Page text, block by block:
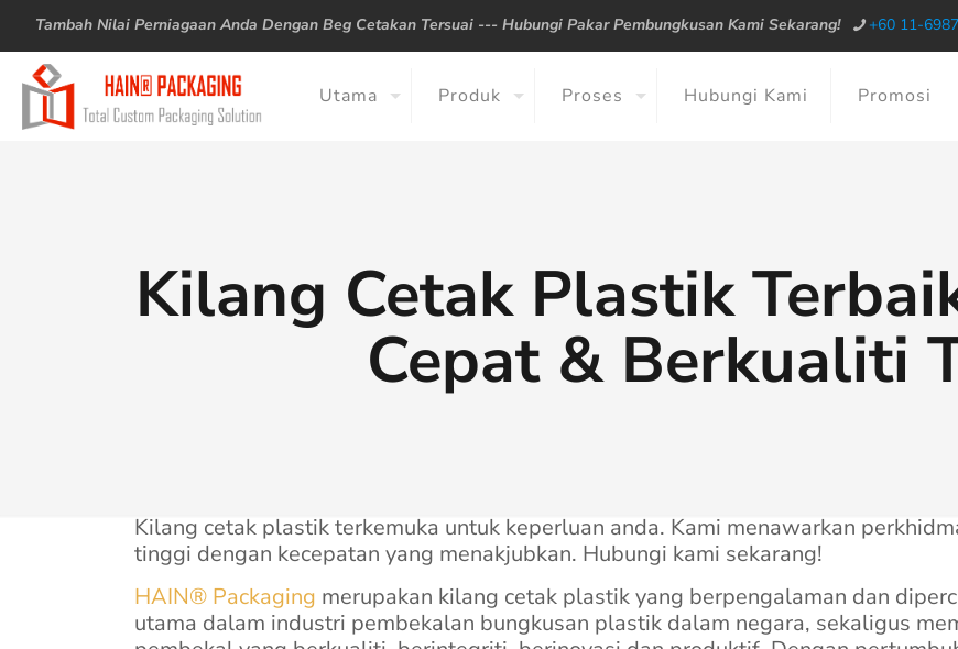
Tambah Nilai Perniagaan Anda Dengan Beg Cetakan Tersuai --- Hubungi Pakar Pembungkusan Kami Sekarang! +60 11-
Utama Produk Proses Hubungi Kami Promosi
Kilang Cetak Plastik
Cepat & Berkualiti
Kilang cetak plastik terkemuka untuk keperluan anda. Kami menawarkan
tinggi dengan kecepatan yang menakjubkan. Hubungi kami sekarang!
HAIN® Packaging merupakan kilang cetak plastik yang berpengalaman dan
utama dalam industri pembekalan bungkusan plastik dalam negara, sekaligus